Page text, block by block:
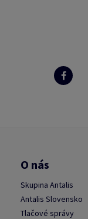
O nás
Skupina Antalis
Antalis Slovensko
Tlačové správy